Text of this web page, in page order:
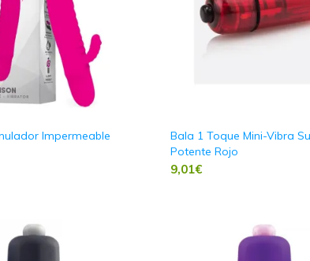
Impermeable
Bala 1 Toque Mini-Vibra
Potente Rojo
9,01€